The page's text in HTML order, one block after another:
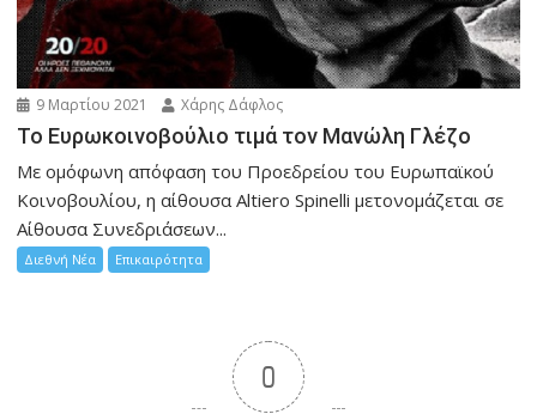
9 Μαρτίου 2021 Χάρης Δάφλος
To Eυρωκοινοβούλιο τιμά τον Μανώλη Γλέζο
Με ομόφωνη απόφαση του Προεδρείου του Ευρωπαϊκού
Κοινοβουλίου, η αίθουσα Altiero Spinelli μετονομάζεται σε
Αίθουσα Συνεδριάσεων...
Διεθνή Νέα Επικαιρότητα
0